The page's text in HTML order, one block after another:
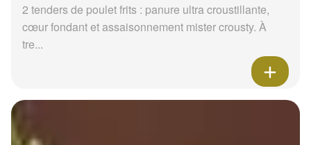
2 tenders de poulet frits : panure ultra croustillante,
cœur fondant et assaisonnement mister crousty. À
tre...